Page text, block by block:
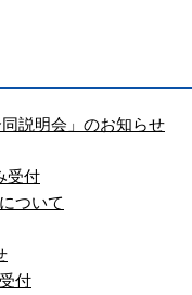
説明会」のお知らせ
受付
ついて
付